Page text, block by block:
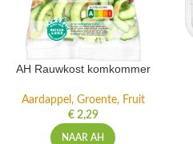
AH Rauwkost komkommer
Aardappel, Groente, Fruit
€2,29
NAAR AH